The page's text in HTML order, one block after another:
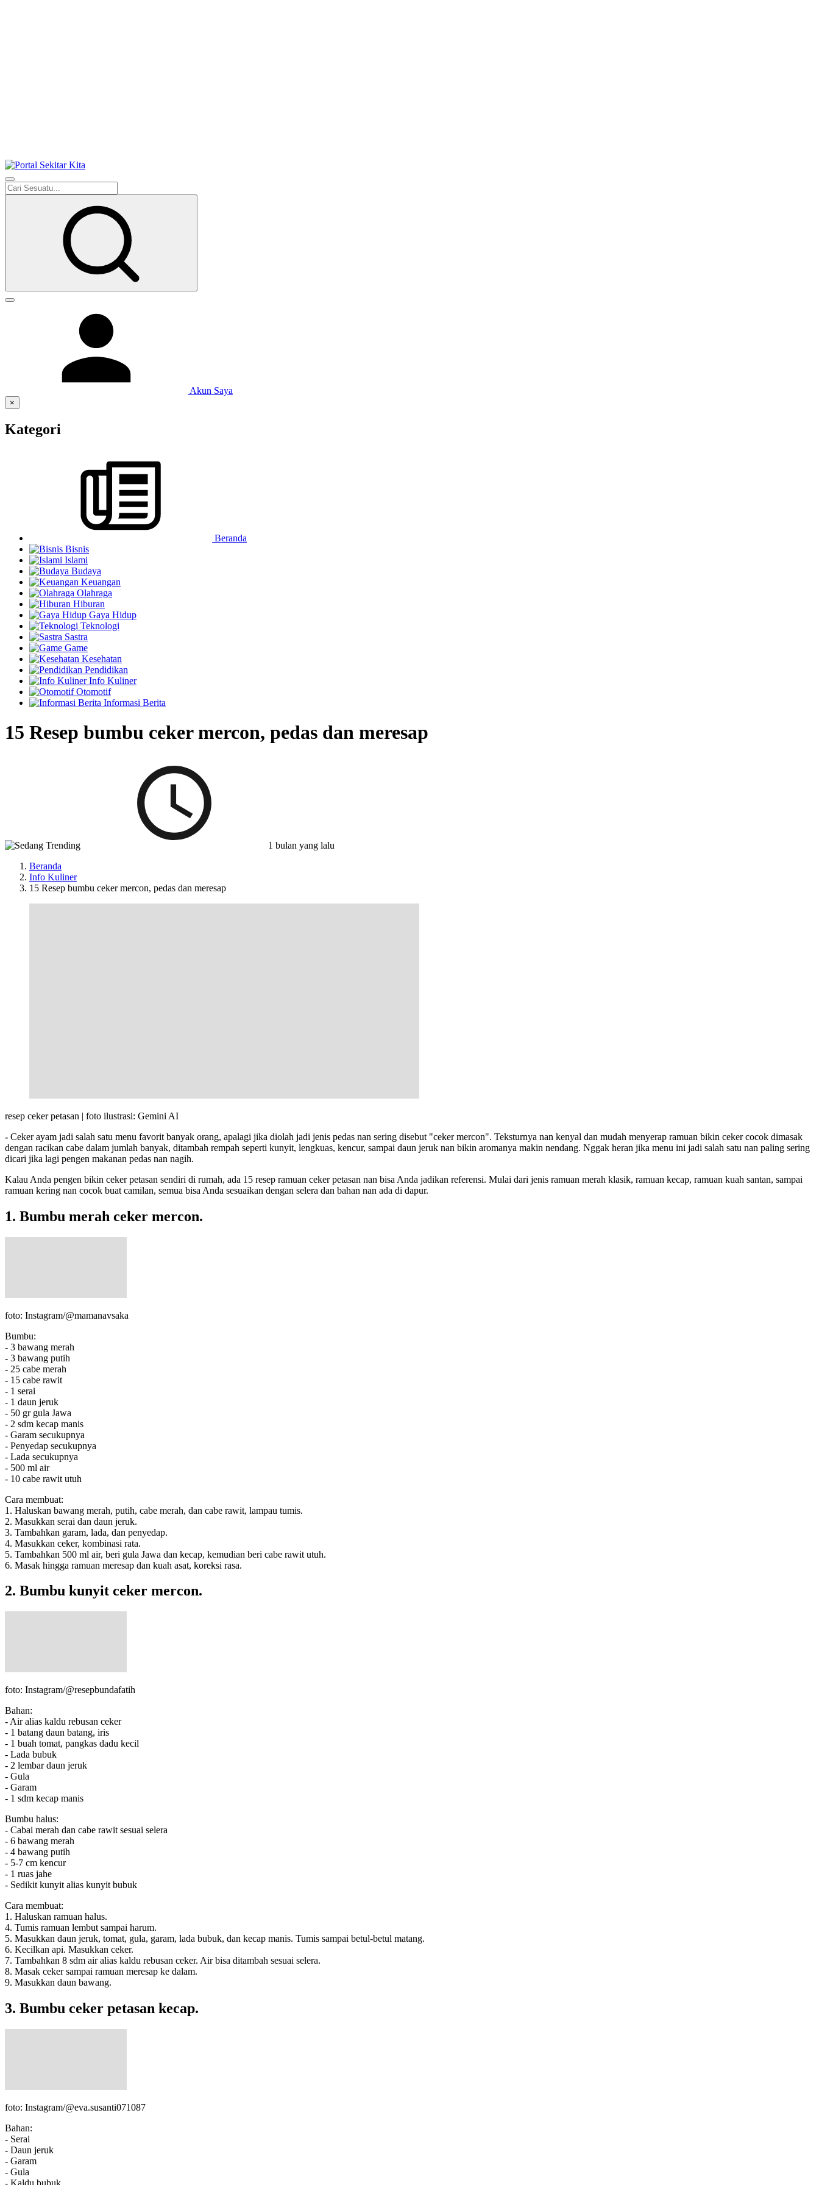
Akun Saya
×
Kategori
Beranda
Bisnis
Islami
Budaya
Keuangan
Olahraga
Hiburan
Gaya Hidup
Teknologi
Sastra
Game
Kesehatan
Pendidikan
Info Kuliner
Otomotif
Informasi Berita
15 Resep bumbu ceker mercon, pedas dan meresap
1 bulan yang lalu
Beranda
Info Kuliner
15 Resep bumbu ceker mercon, pedas dan meresap
resep ceker petasan | foto ilustrasi: Gemini AI
- Ceker ayam jadi salah satu menu favorit banyak orang, apalagi jika diolah jadi jenis pedas nan sering disebut "ceker mercon". Teksturnya nan kenyal dan mudah menyerap ramuan bikin ceker cocok dimasak
dengan racikan cabe dalam jumlah banyak, ditambah rempah seperti kunyit, lengkuas, kencur, sampai daun jeruk nan bikin aromanya makin nendang. Nggak heran jika menu ini jadi salah satu nan paling sering
dicari jika lagi pengen makanan pedas nan nagih.
Kalau Anda pengen bikin ceker petasan sendiri di rumah, ada 15 resep ramuan ceker petasan nan bisa Anda jadikan referensi. Mulai dari jenis ramuan merah klasik, ramuan kecap, ramuan kuah santan, sampai
ramuan kering nan cocok buat camilan, semua bisa Anda sesuaikan dengan selera dan bahan nan ada di dapur.
1. Bumbu merah ceker mercon.
foto: Instagram/@mamanavsaka
Bumbu:
- 3 bawang merah
- 3 bawang putih
- 25 cabe merah
- 15 cabe rawit
- 1 serai
- 1 daun jeruk
- 50 gr gula Jawa
- 2 sdm kecap manis
- Garam secukupnya
- Penyedap secukupnya
- Lada secukupnya
- 500 ml air
- 10 cabe rawit utuh
Cara membuat:
1. Haluskan bawang merah, putih, cabe merah, dan cabe rawit, lampau tumis.
2. Masukkan serai dan daun jeruk.
3. Tambahkan garam, lada, dan penyedap.
4. Masukkan ceker, kombinasi rata.
5. Tambahkan 500 ml air, beri gula Jawa dan kecap, kemudian beri cabe rawit utuh.
6. Masak hingga ramuan meresap dan kuah asat, koreksi rasa.
2. Bumbu kunyit ceker mercon.
foto: Instagram/@resepbundafatih
Bahan:
- Air alias kaldu rebusan ceker
- 1 batang daun batang, iris
- 1 buah tomat, pangkas dadu kecil
- Lada bubuk
- 2 lembar daun jeruk
- Gula
- Garam
- 1 sdm kecap manis
Bumbu halus:
- Cabai merah dan cabe rawit sesuai selera
- 6 bawang merah
- 4 bawang putih
- 5-7 cm kencur
- 1 ruas jahe
- Sedikit kunyit alias kunyit bubuk
Cara membuat:
1. Haluskan ramuan halus.
4. Tumis ramuan lembut sampai harum.
5. Masukkan daun jeruk, tomat, gula, garam, lada bubuk, dan kecap manis. Tumis sampai betul-betul matang.
6. Kecilkan api. Masukkan ceker.
7. Tambahkan 8 sdm air alias kaldu rebusan ceker. Air bisa ditambah sesuai selera.
8. Masak ceker sampai ramuan meresap ke dalam.
9. Masukkan daun bawang.
3. Bumbu ceker petasan kecap.
foto: Instagram/@eva.susanti071087
Bahan:
- Serai
- Daun jeruk
- Garam
- Gula